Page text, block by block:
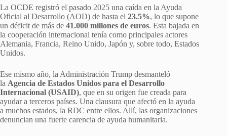
La OCDE registró el pasado 2025 una caída en la Ayuda
Oficial al Desarrollo (AOD) de hasta el 23.5%, lo que supone
un déficit de más de 41.000 millones de euros. Esta bajada en
la cooperación internacional tenía como principales actores
Alemania, Francia, Reino Unido, Japón y, sobre todo, Estados
Unidos.
Ese mismo año, la Administración Trump desmanteló
la Agencia de Estados Unidos para el Desarrollo
Internacional (USAID), que en su origen fue creada para
ayudar a terceros países. Una clausura que afectó en la ayuda
a muchos estados, la RDC entre ellos. Allí, las organizaciones
denuncian una fuerte carencia de ayuda humanitaria.